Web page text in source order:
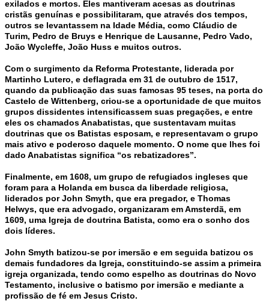
exilados e mortos. Eles mantiveram acesas as doutrinas
cristãs genuínas e possibilitaram, que através dos tempos,
outros se levantassem na Idade Média, como Cláudio de
Turim, Pedro de Bruys e Henrique de Lausanne, Pedro Vado,
João Wycleffe, João Huss e muitos outros.
Com o surgimento da Reforma Protestante, liderada por
Martinho Lutero, e deflagrada em 31 de outubro de 1517,
quando da publicação das suas famosas 95 teses, na porta do
Castelo de Wittenberg, criou-se a oportunidade de que muitos
grupos dissidentes intensificassem suas pregações, e entre
eles os chamados Anabatistas, que sustentavam muitas
doutrinas que os Batistas esposam, e representavam o grupo
mais ativo e poderoso daquele momento. O nome que lhes foi
dado Anabatistas significa “os rebatizadores”.
Finalmente, em 1608, um grupo de refugiados ingleses que
foram para a Holanda em busca da liberdade religiosa,
liderados por John Smyth, que era pregador, e Thomas
Helwys, que era advogado, organizaram em Amsterdã, em
1609, uma Igreja de doutrina Batista, como era o sonho dos
dois líderes.
John Smyth batizou-se por imersão e em seguida batizou os
demais fundadores da Igreja, constituindo-se assim a primeira
igreja organizada, tendo como espelho as doutrinas do Novo
Testamento, inclusive o batismo por imersão e mediante a
profissão de fé em Jesus Cristo.